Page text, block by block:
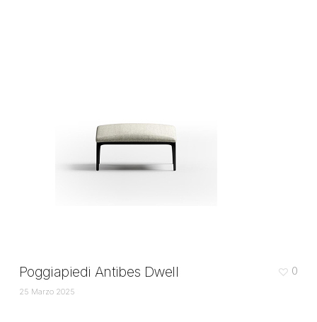
Poggiapiedi Antibes Dwell
25 Marzo 2025
0